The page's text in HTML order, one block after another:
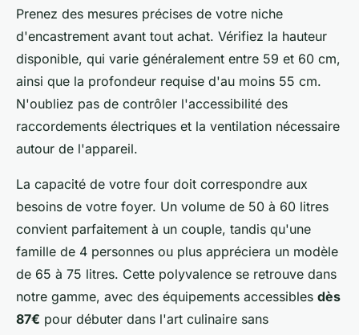
Prenez des mesures précises de votre niche
d'encastrement avant tout achat. Vérifiez la hauteur
disponible, qui varie généralement entre 59 et 60 cm,
ainsi que la profondeur requise d'au moins 55 cm.
N'oubliez pas de contrôler l'accessibilité des
raccordements électriques et la ventilation nécessaire
autour de l'appareil.
La capacité de votre four doit correspondre aux
besoins de votre foyer. Un volume de 50 à 60 litres
convient parfaitement à un couple, tandis qu'une
famille de 4 personnes ou plus appréciera un modèle
de 65 à 75 litres. Cette polyvalence se retrouve dans
notre gamme, avec des équipements accessibles dès
87€ pour débuter dans l'art culinaire sans